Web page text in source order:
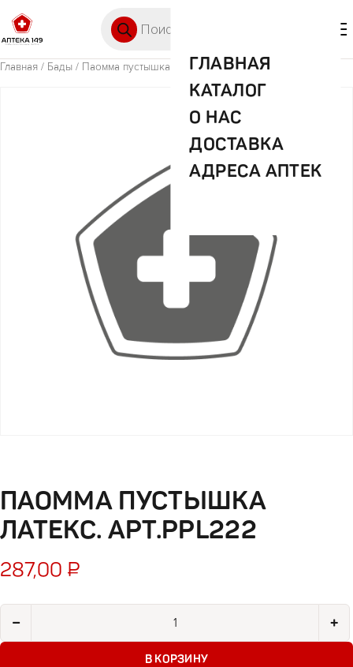
ГЛАВНАЯ
КАТАЛОГ
О НАС
ДОСТАВКА
АДРЕСА АПТЕК
Главная / Бады / Паомма пустышка латекс. арт.PPL222
ПАОММА ПУСТЫШКА
ЛАТЕКС. АРТ.PPL222
287,00 ₽
− +
В КОРЗИНУ